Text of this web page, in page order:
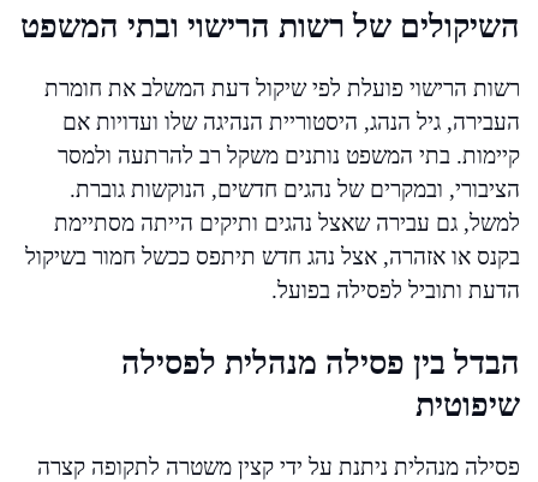
השיקולים של רשות הרישוי ובתי המשפט
רשות הרישוי פועלת לפי שיקול דעת המשלב את חומרת
העבירה, גיל הנהג, היסטוריית הנהיגה שלו ועדויות אם
קיימות. בתי המשפט נותנים משקל רב להרתעה ולמסר
הציבורי, ובמקרים של נהגים חדשים, הנוקשות גוברת.
למשל, גם עבירה שאצל נהגים ותיקים הייתה מסתיימת
בקנס או אזהרה, אצל נהג חדש תיתפס ככשל חמור בשיקול
הדעת ותוביל לפסילה בפועל.
הבדל בין פסילה מנהלית לפסילה
שיפוטית
פסילה מנהלית ניתנת על ידי קצין משטרה לתקופה קצרה